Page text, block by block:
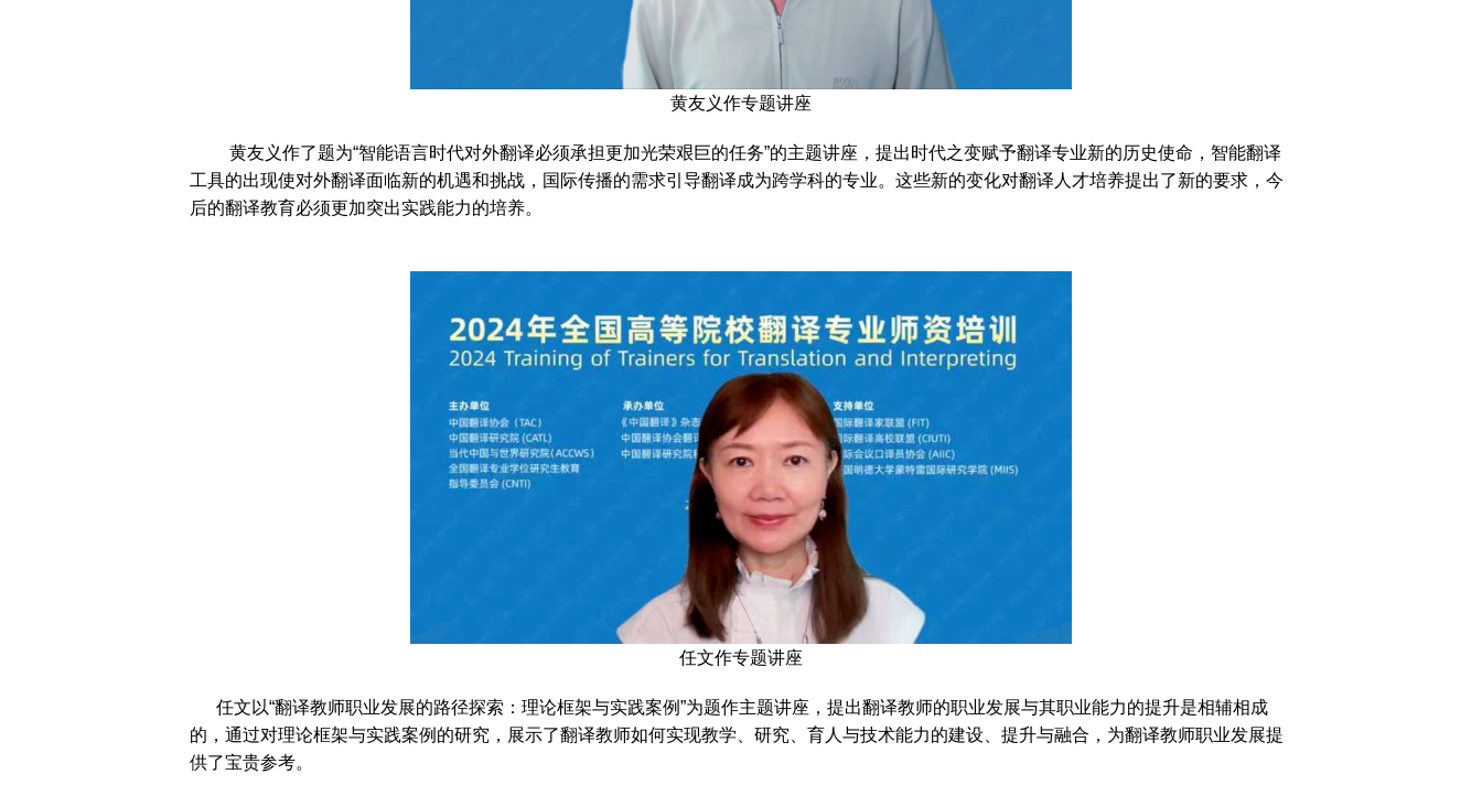
黄友义作专题讲座
黄友义作了题为“智能语言时代对外翻译必须承担更加光荣艰巨的任务”的主题讲座，提出时代之变赋予翻译专业新的历史使命，智能翻译
工具的出现使对外翻译面临新的机遇和挑战，国际传播的需求引导翻译成为跨学科的专业。这些新的变化对翻译人才培养提出了新的要求，今
后的翻译教育必须更加突出实践能力的培养。
任文作专题讲座
任文以“翻译教师职业发展的路径探索：理论框架与实践案例”为题作主题讲座，提出翻译教师的职业发展与其职业能力的提升是相辅相成
的，通过对理论框架与实践案例的研究，展示了翻译教师如何实现教学、研究、育人与技术能力的建设、提升与融合，为翻译教师职业发展提
供了宝贵参考。